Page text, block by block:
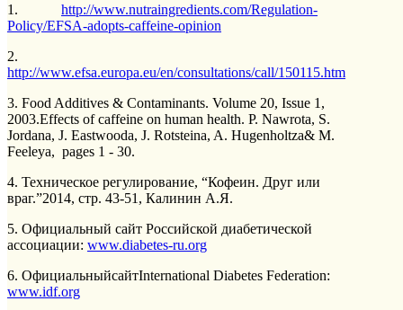
1. http://www.nutraingredients.com/Regulation-
Policy/EFSA-adopts-caffeine-opinion
2.
http://www.efsa.europa.eu/en/consultations/call/150115.htm
3. Food Additives & Contaminants. Volume 20, Issue 1,
2003.Effects of caffeine on human health. P. Nawrota, S.
Jordana, J. Eastwooda, J. Rotsteina, A. Hugenholtza& M.
Feeleya, pages 1 - 30.
4. Техническое регулирование, “Кофеин. Друг или
враг.”2014, стр. 43-51, Калинин А.Я.
5. Официальный сайт Российской диабетической
ассоциации: www.diabetes-ru.org
6. ОфициальныйсайтInternational Diabetes Federation:
www.idf.org